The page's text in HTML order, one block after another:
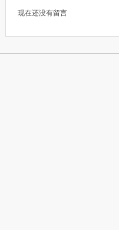
现在还没有留言